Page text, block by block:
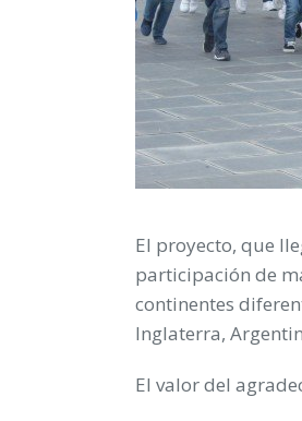
El proyecto, que
participación de
continentes
Inglaterra,
El valor del